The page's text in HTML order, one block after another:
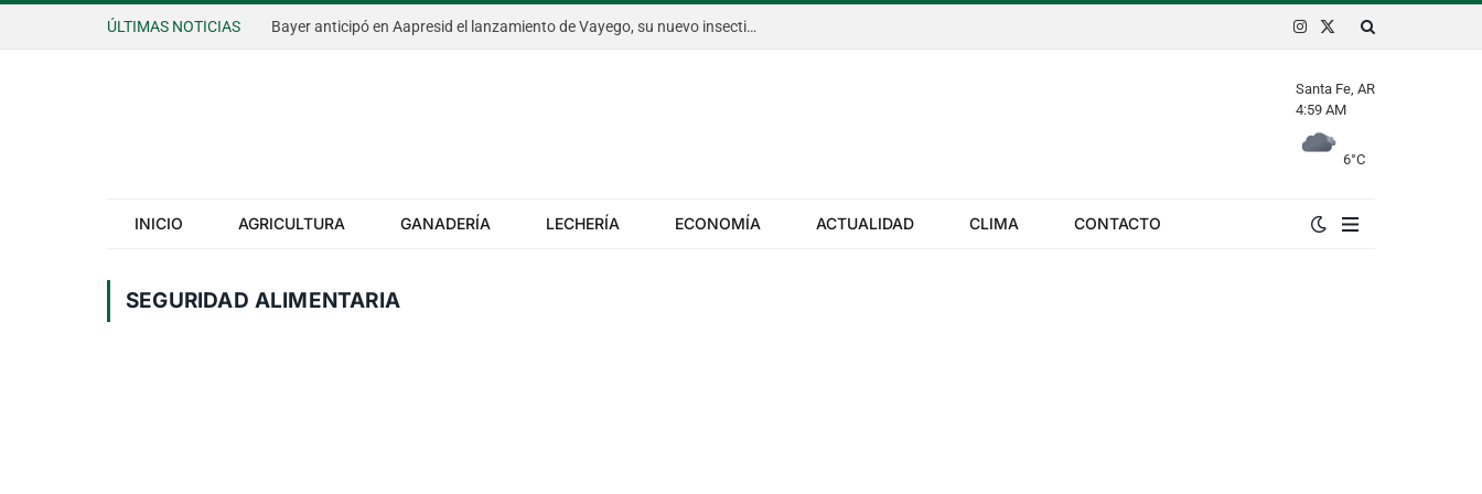
ÚLTIMAS NOTICIAS Bayer anticipó en Aapresid el lanzamiento de Vayego, su nuevo insecticida para el gusano cogollero del maíz
Instagram
X
Santa Fe, AR
4:59 AM
6°C
INICIO AGRICULTURA GANADERÍA LECHERÍA ECONOMÍA ACTUALIDAD CLIMA CONTACTO
SEGURIDAD ALIMENTARIA